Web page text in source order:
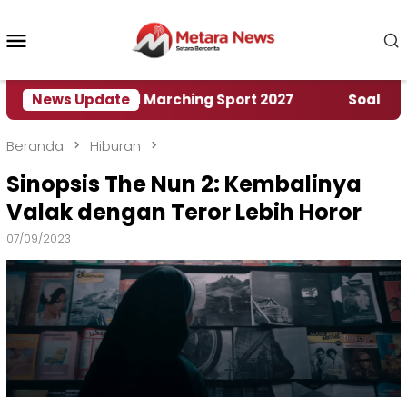
konten
News Update
World Marching Sport 2027 ‎Soal Rencana
Beranda Hiburan
Sinopsis The Nun 2: Kembalinya
Valak dengan Teror Lebih Horor
07/09/2023